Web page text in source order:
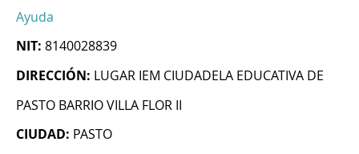
Ayuda
NIT: 8140028839
DIRECCIÓN: LUGAR IEM CIUDADELA EDUCATIVA DE
PASTO BARRIO VILLA FLOR II
CIUDAD: PASTO